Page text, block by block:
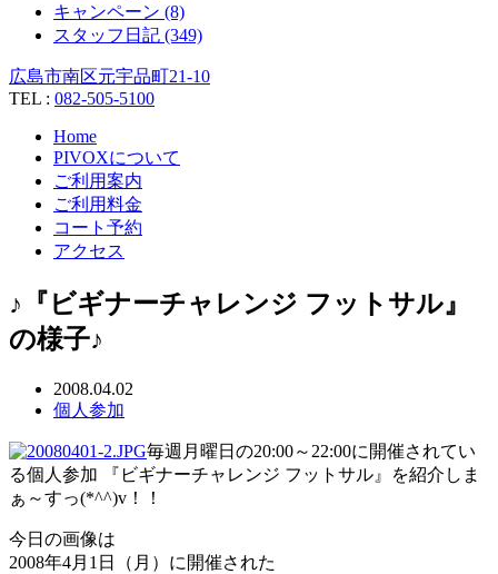
キャンペーン (8)
スタッフ日記 (349)
広島市南区元宇品町21-10
TEL : 082-505-5100
Home
PIVOXについて
ご利用案内
ご利用料金
コート予約
アクセス
♪『ビギナーチャレンジ フットサル』
の様子♪
2008.04.02
個人参加
毎週月曜日の20:00～22:00に開催されてい
る個人参加 『ビギナーチャレンジ フットサル』を紹介しま
ぁ～すっ(*^^)v！！
今日の画像は
2008年4月1日（月）に開催された